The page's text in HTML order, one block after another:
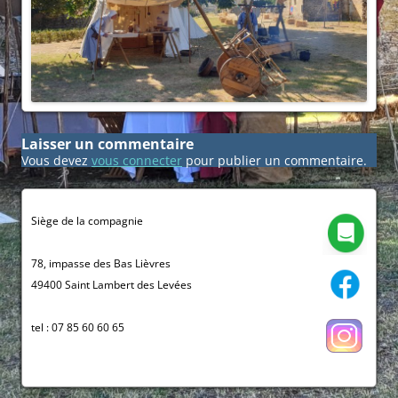
Laisser un commentaire
Vous devez vous connecter pour publier un commentaire.
Siège de la compagnie
78, impasse des Bas Lièvres
49400 Saint Lambert des Levées
tel : 07 85 60 60 65